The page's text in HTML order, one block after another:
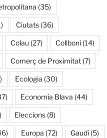
(35)
Ciutats(36)
Colau (27) Collboni(14)
Comerç de Proximitat(7)
Ecologia (30)
Economía Blava (44)
Eleccions(8)
Europa (72) Gaudí(5)